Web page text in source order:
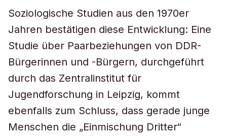
Soziologische Studien aus den 1970er
Jahren bestätigen diese Entwicklung: Eine
Studie über Paarbeziehungen von DDR-
Bürgerinnen und -Bürgern, durchgeführt
durch das Zentralinstitut für
Jugendforschung in Leipzig, kommt
ebenfalls zum Schluss, dass gerade junge
Menschen die „Einmischung Dritter“